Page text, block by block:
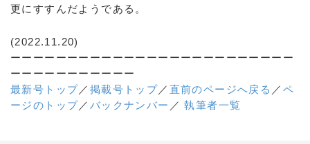
更にすすんだようである。
(2022.11.20)
ーーーーーーーーーーーーーーーーーーーーーーーーー
ーーーーーーーーーーー
最新号トップ／ 掲載号トップ／ 直前のページへ戻る ／ ペ
ージのトップ／ バックナンバー ／執筆者一覧